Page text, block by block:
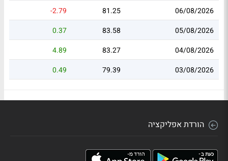
06/08/2026
81.25
-2.79
05/08/2026
83.58
0.37
04/08/2026
83.27
4.89
03/08/2026
79.39
0.49
הורדת אפליקציה